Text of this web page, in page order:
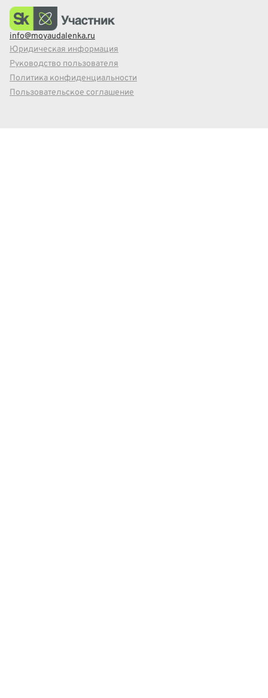
info@moyaudalenka.ru
Юридическая информация
Руководство пользователя
Политика конфиденциальности
Пользовательское соглашение